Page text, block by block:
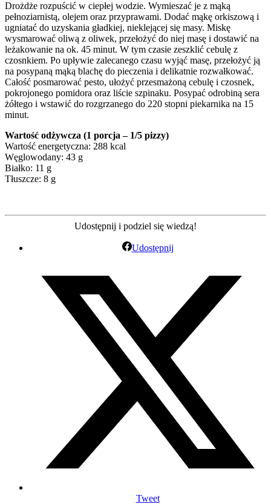
Drożdże rozpuścić w ciepłej wodzie. Wymieszać je z mąką
pełnoziarnistą, olejem oraz przyprawami. Dodać mąkę orkiszową i
ugniatać do uzyskania gładkiej, nieklejącej się masy. Miskę
wysmarować oliwą z oliwek, przełożyć do niej masę i dostawić na
leżakowanie na ok. 45 minut. W tym czasie zeszklić cebulę z
czosnkiem. Po upływie zalecanego czasu wyjąć masę, przełożyć ją
na posypaną mąką blachę do pieczenia i delikatnie rozwałkować.
Całość posmarować pesto, ułożyć przesmażoną cebulę i czosnek,
pokrojonego pomidora oraz liście szpinaku. Posypać odrobiną sera
żółtego i wstawić do rozgrzanego do 220 stopni piekarnika na 15
minut.
Wartość odżywcza (1 porcja – 1/5 pizzy)
Wartość energetyczna: 288 kcal
Węglowodany: 43 g
Białko: 11 g
Tłuszcze: 8 g
Udostępnij i podziel się wiedzą!
Udostępnij
Tweet